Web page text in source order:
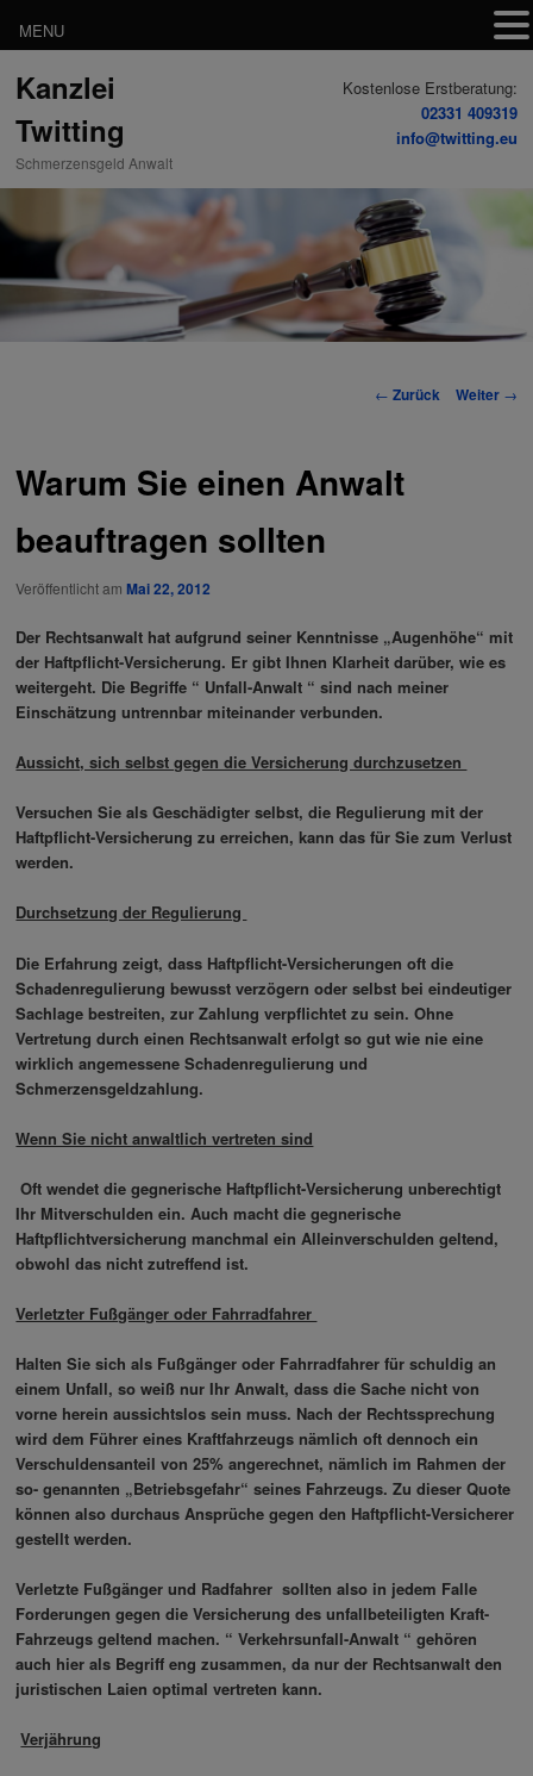
Inhalt
Kanzlei
Twitting
Schmerzensgeld Anwalt
Kostenlose Erstberatung:
02331 409319
info@twitting.eu
Beitrags-
← Zurück Weiter →
Warum Sie einen Anwalt
beauftragen sollten
Veröffentlicht amMai 22, 2012
Der Rechtsanwalt hat aufgrund seiner Kenntnisse „Augenhöhe“ mit
der Haftpflicht-Versicherung. Er gibt Ihnen Klarheit darüber, wie es
weitergeht. Die Begriffe “ Unfall-Anwalt “ sind nach meiner
Einschätzung untrennbar miteinander verbunden.
Aussicht, sich selbst gegen die Versicherung durchzusetzen
Versuchen Sie als Geschädigter selbst, die Regulierung mit der
Haftpflicht-Versicherung zu erreichen, kann das für Sie zum Verlust
werden.
Durchsetzung der Regulierung
Die Erfahrung zeigt, dass Haftpflicht-Versicherungen oft die
Schadenregulierung bewusst verzögern oder selbst bei eindeutiger
Sachlage bestreiten, zur Zahlung verpflichtet zu sein. Ohne
Vertretung durch einen Rechtsanwalt erfolgt so gut wie nie eine
wirklich angemessene Schadenregulierung und
Schmerzensgeldzahlung.
Wenn Sie nicht anwaltlich vertreten sind
Oft wendet die gegnerische Haftpflicht-Versicherung unberechtigt
Ihr Mitverschulden ein. Auch macht die gegnerische
Haftpflichtversicherung manchmal ein Alleinverschulden geltend,
obwohl das nicht zutreffend ist.
Verletzter Fußgänger oder Fahrradfahrer
Halten Sie sich als Fußgänger oder Fahrradfahrer für schuldig an
einem Unfall, so weiß nur Ihr Anwalt, dass die Sache nicht von
vorne herein aussichtslos sein muss. Nach der Rechtssprechung
wird dem Führer eines Kraftfahrzeugs nämlich oft dennoch ein
Verschuldensanteil von 25% angerechnet, nämlich im Rahmen der
so- genannten „Betriebsgefahr“ seines Fahrzeugs. Zu dieser Quote
können also durchaus Ansprüche gegen den Haftpflicht-Versicherer
gestellt werden.
Verletzte Fußgänger und Radfahrer sollten also in jedem Falle
Forderungen gegen die Versicherung des unfallbeteiligten Kraft-
Fahrzeugs geltend machen. “ Verkehrsunfall-Anwalt “ gehören
auch hier als Begriff eng zusammen, da nur der Rechtsanwalt den
juristischen Laien optimal vertreten kann.
Verjährung
MENU